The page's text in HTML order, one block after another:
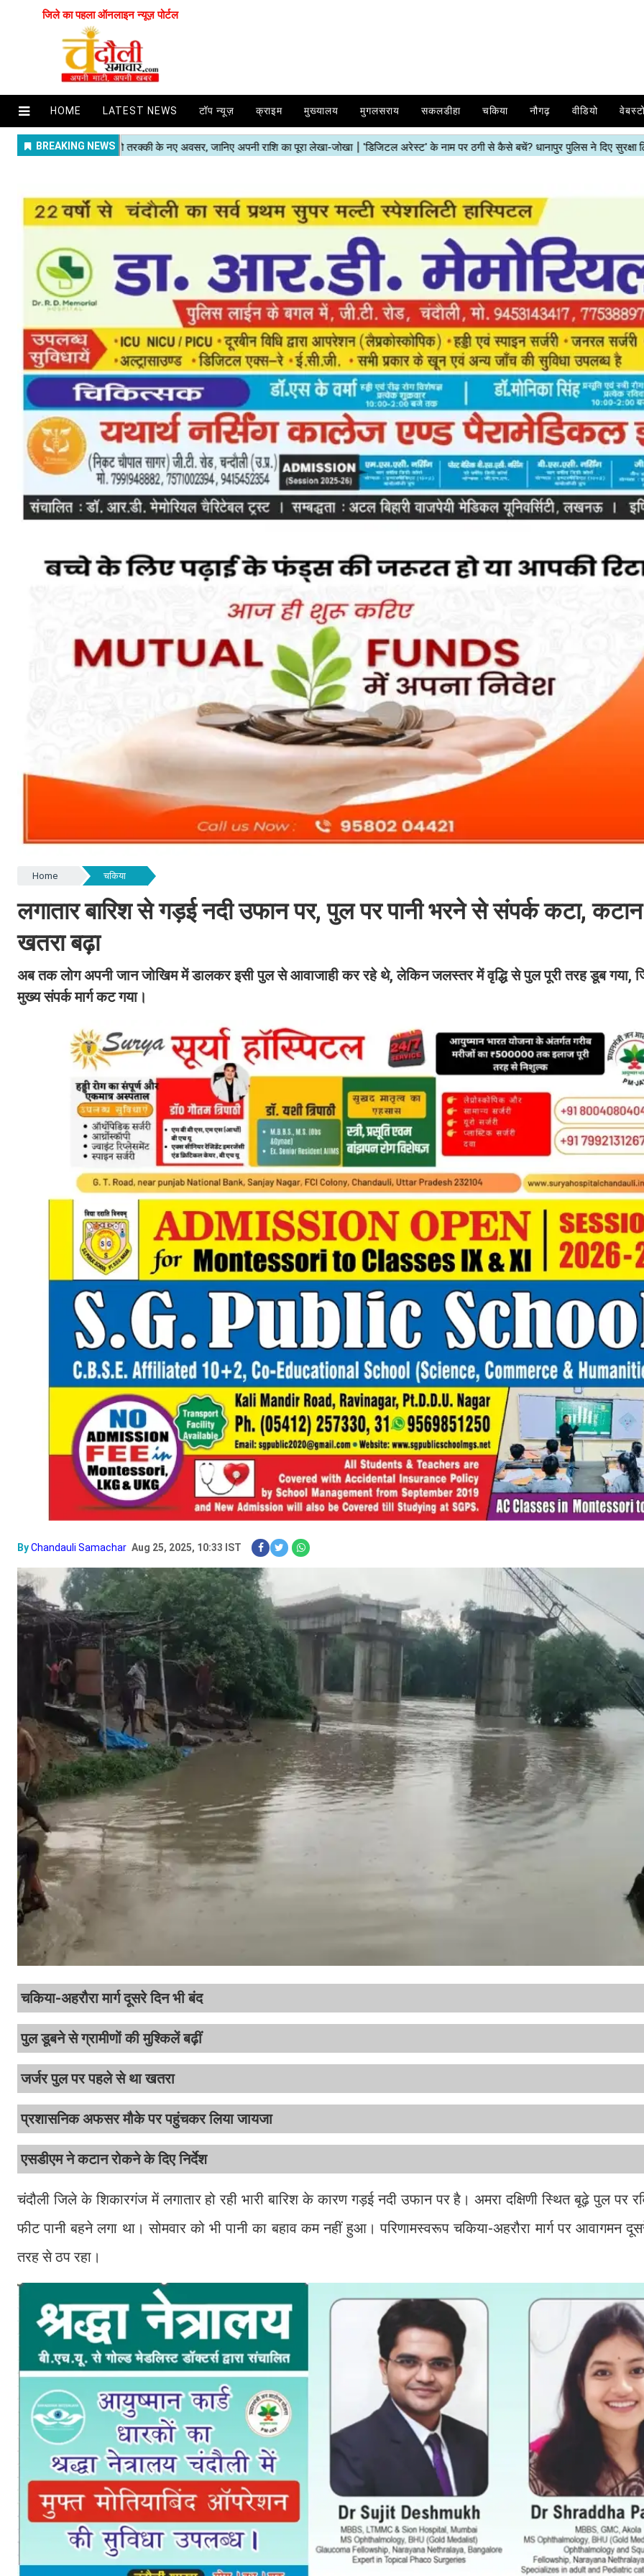
जिले का पहला ऑनलाइन न्यूज़ पोर्टल
HOME LATEST NEWS टॉप न्यूज़ क्राइम मुख्यालय मुगलसराय सकलडीहा चकिया नौगढ़ वीडियो
Home चकिया
लगातार बारिश से गड़ई नदी उफान पर, पुल पर पानी भरने से संपर्क कटा,
खतरा बढ़ा
अब तक लोग अपनी जान जोखिम में डालकर इसी पुल से आवाजाही कर रहे थे, लेकिन जलस्तर में वृद्धि से पुल पूरी तरह डूब गया,
मुख्य संपर्क मार्ग कट गया।
ByChandauli Samachar Aug 25, 2025, 10:33 IST
चकिया-अहरौरा मार्ग दूसरे दिन भी बंद
पुल डूबने से ग्रामीणों की मुश्किलें बढ़ीं
जर्जर पुल पर पहले से था खतरा
प्रशासनिक अफसर मौके पर पहुंचकर लिया जायजा
एसडीएम ने कटान रोकने के दिए निर्देश
चंदौली जिले के शिकारगंज में लगातार हो रही भारी बारिश के कारण गड़ई नदी उफान पर है। अमरा दक्षिणी स्थित बूढ़े पुल पर
फीट पानी बहने लगा था। सोमवार को भी पानी का बहाव कम नहीं हुआ। परिणामस्वरूप चकिया-अहरौरा मार्ग पर आवागमन
तरह से ठप रहा।